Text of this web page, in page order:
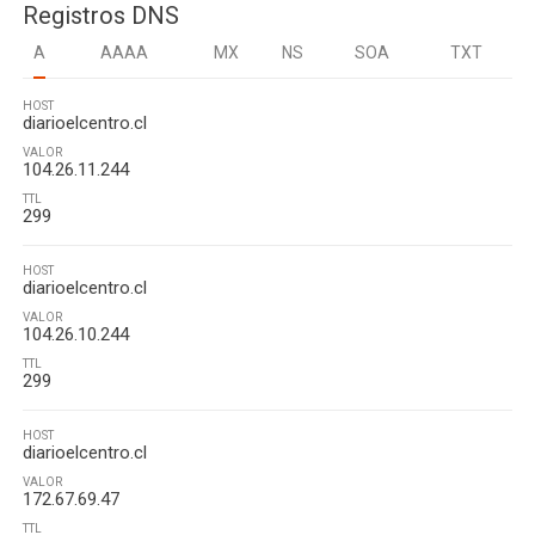
Registros DNS
A AAAA MX NS SOA TXT
HOST
diarioelcentro.cl
VALOR
104.26.11.244
TTL
299
HOST
diarioelcentro.cl
VALOR
104.26.10.244
TTL
299
HOST
diarioelcentro.cl
VALOR
172.67.69.47
TTL